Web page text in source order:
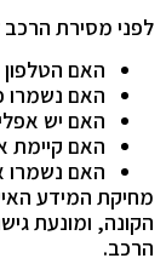
לפני מסירת הרכב
האם
האם נשמרו
האם יש
האם קיימת
האם נשמרו
מחיקת המידע
הקונה, ומונעת
הרכב.